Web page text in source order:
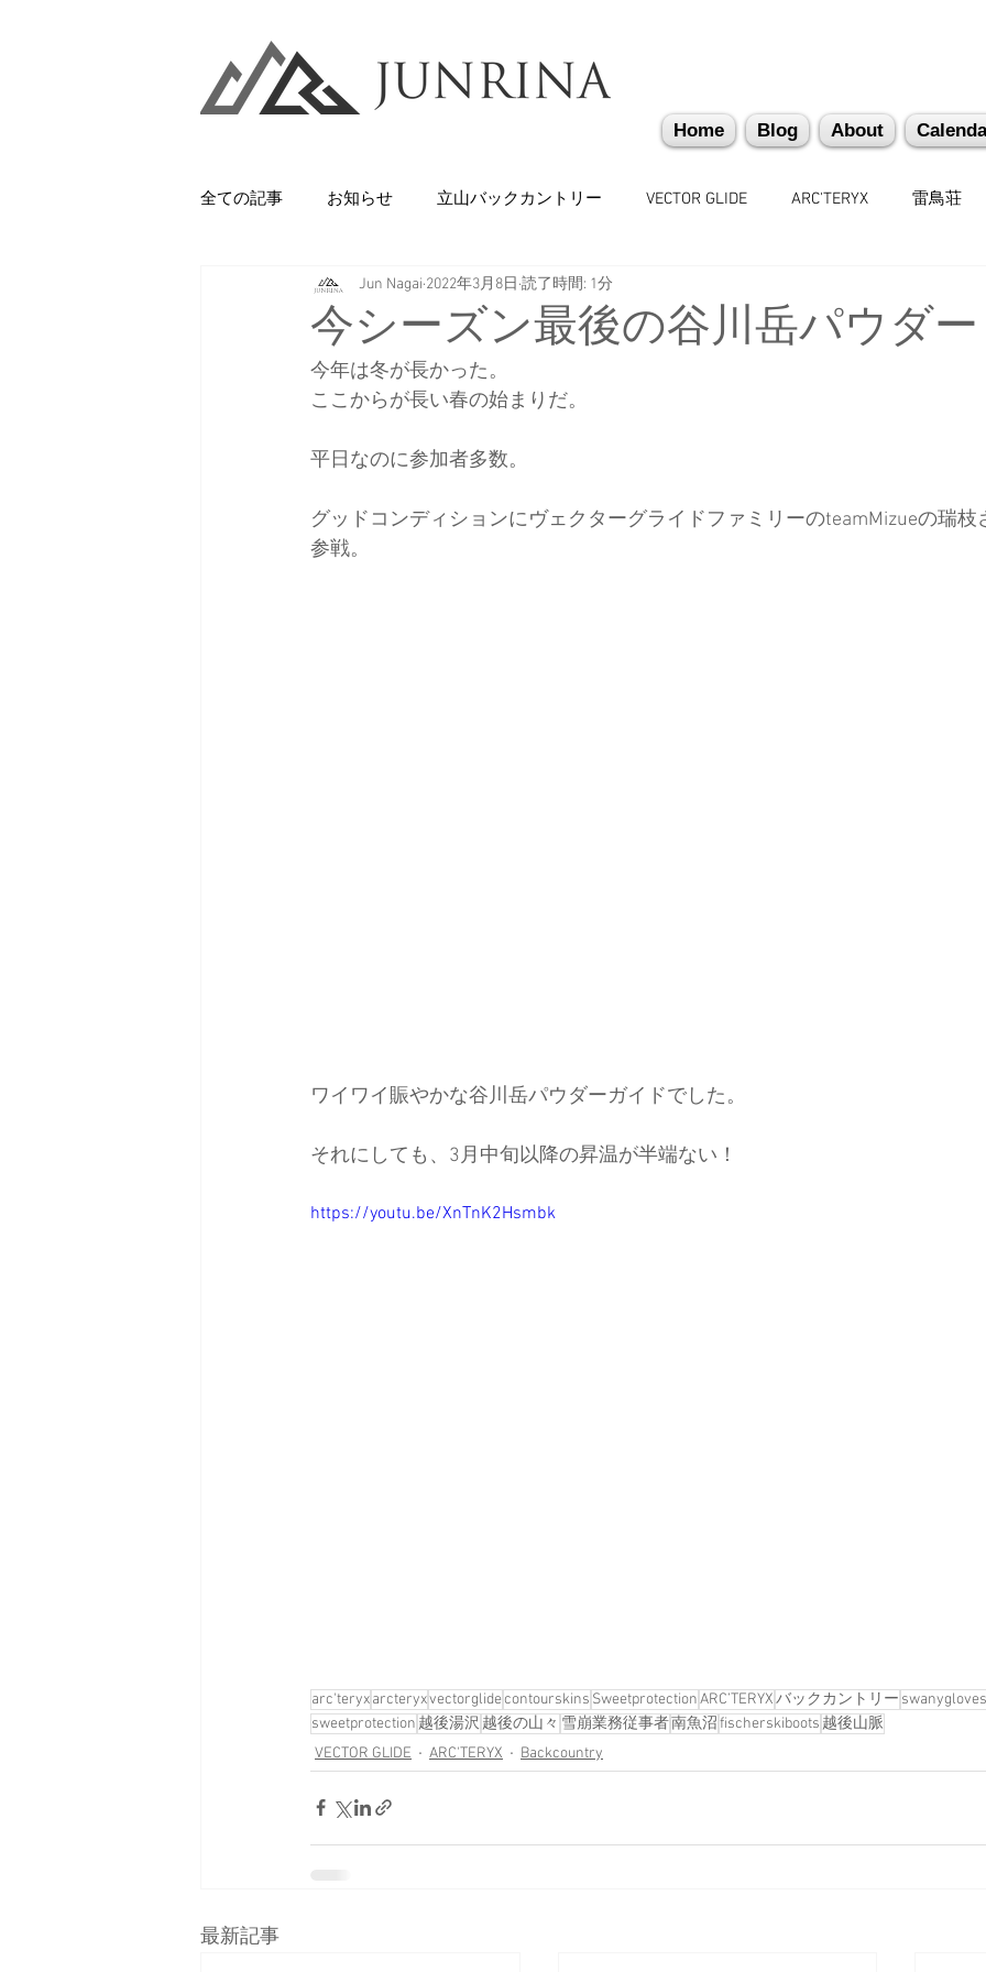
Home Blog About
全ての記事 お知らせ 立山バックカントリー VECTOR GLIDE ARC'TERYX 雷鳥荘
Backcountry 八甲田山 かぐらバックカントリー
石井スポーツ 休日 美味しいもの
剱岳・立山連峰 西上州の山々
日本バックカントリースキーガイド協会
今シーズン最後の谷川岳パウダー
Jun Nagai 2022年3月8日 読了時間: 1分
今年は冬が長かった。
ここからが長い春の始まりだ。
平日なのに参加者多数。
グッドコンディションにヴェクターグライドファミリーのteamMizueの瑞枝
参戦。
ワイワイ賑やかな谷川岳パウダーガイドでした。
それにしても、3月中旬以降の昇温が半端ない！
https://youtu.be/XnTnK2Hsmbk
arc'teryxarcteryxvectorglidecontourskins SweetprotectionARC’TERYXバックカントリー
sweetprotection 越後湯沢 越後の山々 雪崩業務従事者南魚沼fischerskiboots 越後山脈
VECTOR GLIDE
ARC'TERYX Backcountry
最新記事